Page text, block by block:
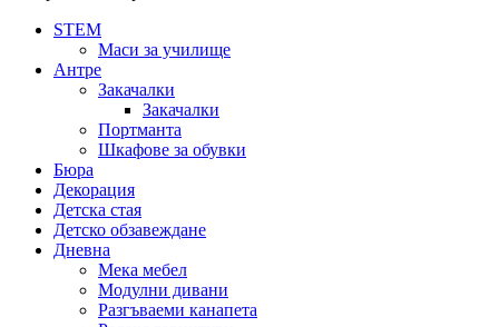
STEM
Маси за училище
Антре
Закачалки
Закачалки
Портманта
Шкафове за обувки
Бюра
Декорация
Детска стая
Детско обзавеждане
Дневна
Мека мебел
Модулни дивани
Разгъваеми канапета